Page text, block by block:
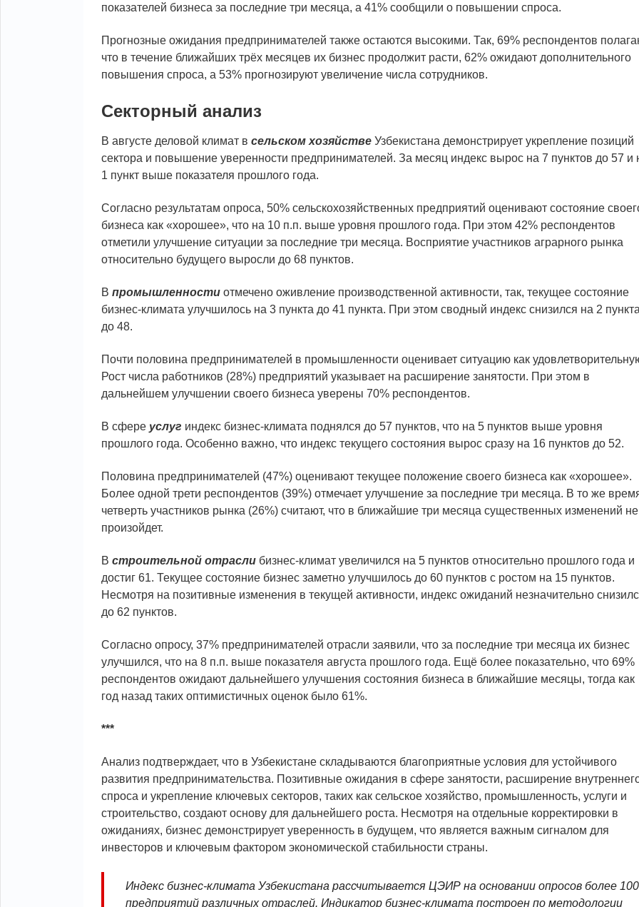
показателей бизнеса за последние три месяца, а 41% сообщили о повышении спроса.
Прогнозные ожидания предпринимателей также остаются высокими. Так, 69% респондентов
что в течение ближайших трёх месяцев их бизнес продолжит расти, 62% ожидают дополнительного
повышения спроса, а 53% прогнозируют увеличение числа сотрудников.
Секторный анализ
В августе деловой климат в сельском хозяйстве Узбекистана демонстрирует укрепление позиций
сектора и повышение уверенности предпринимателей. За месяц индекс вырос на 7 пунктов до 57 и
1 пункт выше показателя прошлого года.
Согласно результатам опроса, 50% сельскохозяйственных предприятий оценивают состояние
бизнеса как «хорошее», что на 10 п.п. выше уровня прошлого года. При этом 42% респондентов
отметили улучшение ситуации за последние три месяца. Восприятие участников аграрного рынка
относительно будущего выросли до 68 пунктов.
В промышленности отмечено оживление производственной активности, так, текущее состояние
бизнес-климата улучшилось на 3 пункта до 41 пункта. При этом сводный индекс снизился на 2 пункта
до 48.
Почти половина предпринимателей в промышленности оценивает ситуацию как
Рост числа работников (28%) предприятий указывает на расширение занятости. При этом в
дальнейшем улучшении своего бизнеса уверены 70% респондентов.
В сфере услуг индекс бизнес-климата поднялся до 57 пунктов, что на 5 пунктов выше уровня
прошлого года. Особенно важно, что индекс текущего состояния вырос сразу на 16 пунктов до 52.
Половина предпринимателей (47%) оценивают текущее положение своего бизнеса как «хорошее».
Более одной трети респондентов (39%) отмечает улучшение за последние три месяца. В то же
четверть участников рынка (26%) считают, что в ближайшие три месяца существенных изменений не
произойдет.
В строительной отрасли бизнес-климат увеличился на 5 пунктов относительно прошлого года и
достиг 61. Текущее состояние бизнес заметно улучшилось до 60 пунктов с ростом на 15 пунктов.
Несмотря на позитивные изменения в текущей активности, индекс ожиданий незначительно
до 62 пунктов.
Согласно опросу, 37% предпринимателей отрасли заявили, что за последние три месяца их бизнес
улучшился, что на 8 п.п. выше показателя августа прошлого года. Ещё более показательно, что 69%
респондентов ожидают дальнейшего улучшения состояния бизнеса в ближайшие месяцы, тогда как
год назад таких оптимистичных оценок было 61%.
***
Анализ подтверждает, что в Узбекистане складываются благоприятные условия для устойчивого
развития предпринимательства. Позитивные ожидания в сфере занятости, расширение
спроса и укрепление ключевых секторов, таких как сельское хозяйство, промышленность, услуги и
строительство, создают основу для дальнейшего роста. Несмотря на отдельные корректировки в
ожиданиях, бизнес демонстрирует уверенность в будущем, что является важным сигналом для
инвесторов и ключевым фактором экономической стабильности страны.
Индекс бизнес-климата Узбекистана рассчитывается ЦЭИР на основании опросов более
предприятий различных отраслей. Индикатор бизнес-климата построен по методологии